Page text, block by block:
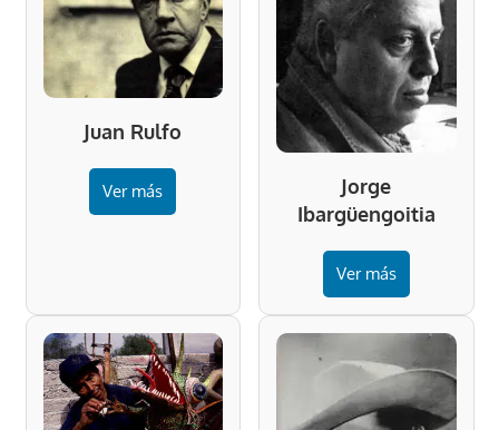
Juan Rulfo
Ver más
Jorge
Ibargüengoitia
Ver más